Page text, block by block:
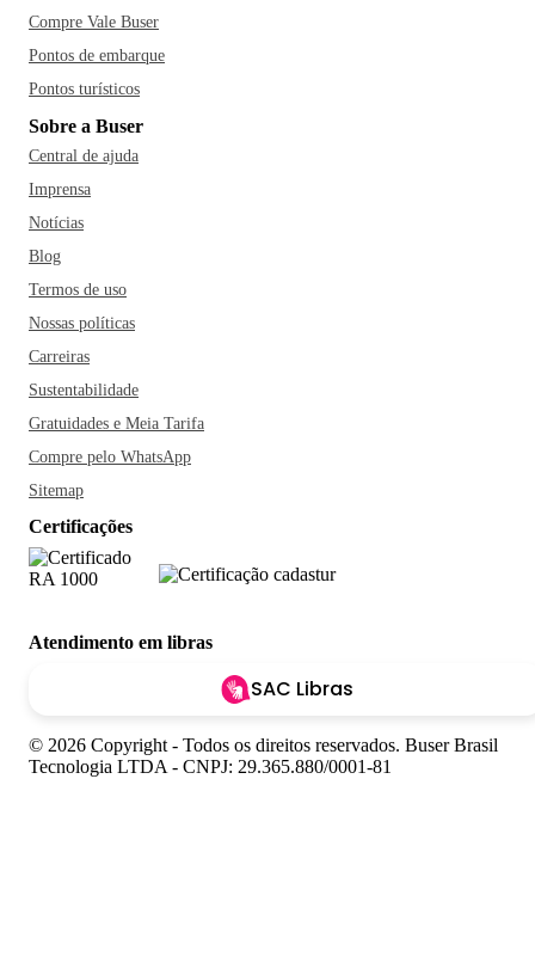
Compre Vale Buser
Pontos de embarque
Pontos turísticos
Sobre a Buser
Central de ajuda
Imprensa
Notícias
Blog
Termos de uso
Nossas políticas
Carreiras
Sustentabilidade
Gratuidades e Meia Tarifa
Compre pelo WhatsApp
Sitemap
Certificações
Atendimento em libras
SAC Libras
© 2026 Copyright - Todos os direitos reservados. Buser Brasil
Tecnologia LTDA - CNPJ: 29.365.880/0001-81